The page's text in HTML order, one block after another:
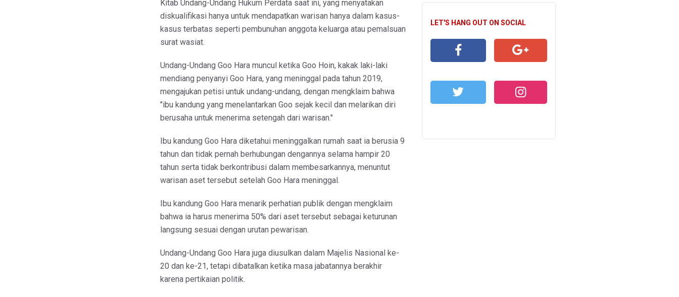
Kitab Undang-Undang Hukum Perdata saat ini, yang menyatakan
diskualifikasi hanya untuk mendapatkan warisan hanya dalam kasus-
kasus terbatas seperti pembunuhan anggota keluarga atau pemalsuan
surat wasiat.
Undang-Undang Goo Hara muncul ketika Goo Hoin, kakak laki-laki
mendiang penyanyi Goo Hara, yang meninggal pada tahun 2019,
mengajukan petisi untuk undang-undang, dengan mengklaim bahwa
"ibu kandung yang menelantarkan Goo sejak kecil dan melarikan diri
berusaha untuk menerima setengah dari warisan."
Ibu kandung Goo Hara diketahui meninggalkan rumah saat ia berusia 9
tahun dan tidak pernah berhubungan dengannya selama hampir 20
tahun serta tidak berkontribusi dalam membesarkannya, menuntut
warisan aset tersebut setelah Goo Hara meninggal.
Ibu kandung Goo Hara menarik perhatian publik dengan mengklaim
bahwa ia harus menerima 50% dari aset tersebut sebagai keturunan
langsung sesuai dengan urutan pewarisan.
Undang-Undang Goo Hara juga diusulkan dalam Majelis Nasional ke-
20 dan ke-21, tetapi dibatalkan ketika masa jabatannya berakhir
karena pertikaian politik.
LET'S HANG OUT ON SOCIAL